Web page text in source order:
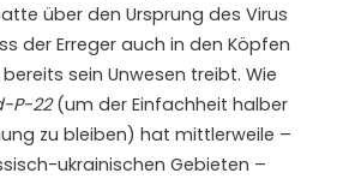
über den Ursprung des Virus
der Erreger auch in den Köpfen
sein Unwesen treibt. Wie
P-22(um der Einfachheit halber
zu bleiben) hat mittlerweile –
ukrainischen Gebieten –